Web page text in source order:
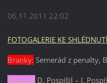
06.11.2011 22:02
FOTOGALERIE KE
Branky: Semerád z penalty,
Sestava: D. Pospíšil – I.